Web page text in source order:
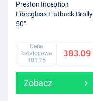
Preston Inception
Fibreglass Flatback Brolly
50"
Cena
katalogowa
403.25
383.09
Zobacz